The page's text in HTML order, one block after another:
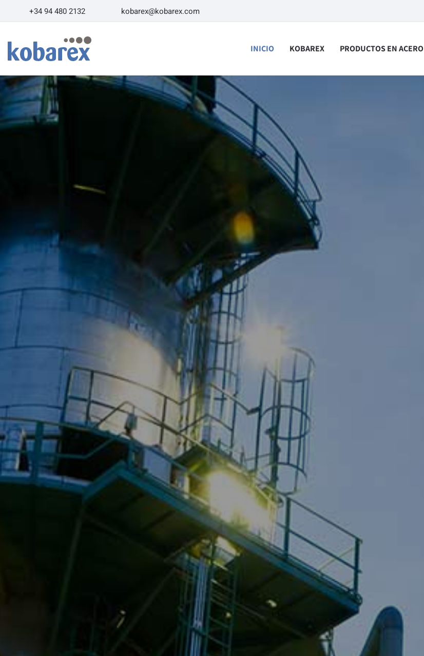
+34 94 480 2132 kobarex@kobarex.com
INICIO KOBAREX PRODUCTOS EN ACERO